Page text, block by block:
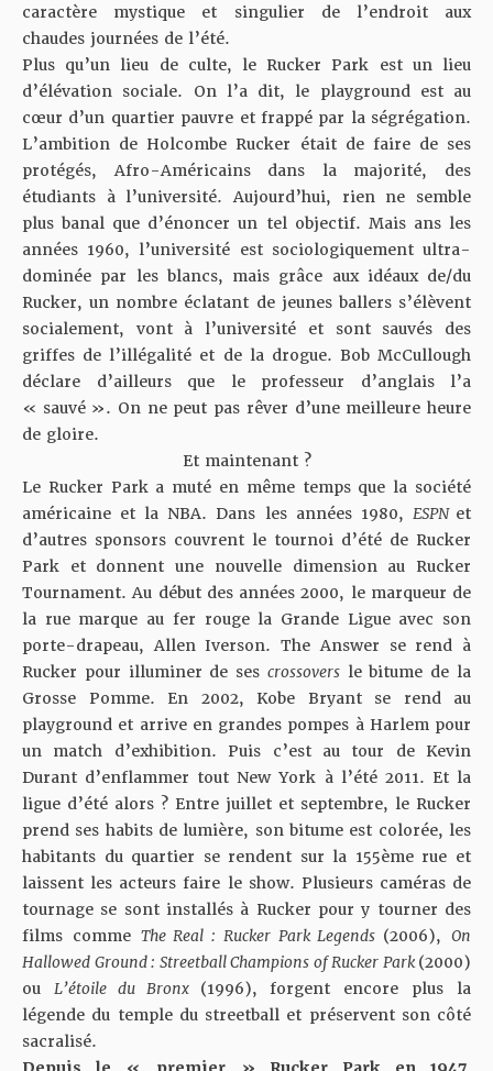
caractère mystique et singulier de l’endroit aux
chaudes journées de l’été.
Plus qu’un lieu de culte, le Rucker Park est un lieu
d’élévation sociale. On l’a dit, le playground est au
cœur d’un quartier pauvre et frappé par la ségrégation.
L’ambition de Holcombe Rucker était de faire de ses
protégés, Afro-Américains dans la majorité, des
étudiants à l’université. Aujourd’hui, rien ne semble
plus banal que d’énoncer un tel objectif. Mais ans les
années 1960, l’université est sociologiquement ultra-
dominée par les blancs, mais grâce aux idéaux de/du
Rucker, un nombre éclatant de jeunes ballers s’élèvent
socialement, vont à l’université et sont sauvés des
griffes de l’illégalité et de la drogue. Bob McCullough
déclare d’ailleurs que le professeur d’anglais l’a
« sauvé ». On ne peut pas rêver d’une meilleure heure
de gloire.
Et maintenant ?
Le Rucker Park a muté en même temps que la société
américaine et la NBA. Dans les années 1980, ESPN et
d’autres sponsors couvrent le tournoi d’été de Rucker
Park et donnent une nouvelle dimension au Rucker
Tournament. Au début des années 2000, le marqueur de
la rue marque au fer rouge la Grande Ligue avec son
porte-drapeau, Allen Iverson. The Answer se rend à
Rucker pour illuminer de ses crossoversle bitume de la
Grosse Pomme. En 2002, Kobe Bryant se rend au
playground et arrive en grandes pompes à Harlem pour
un match d’exhibition. Puis c’est au tour de Kevin
Durant d’enflammer tout New York à l’été 2011. Et la
ligue d’été alors ? Entre juillet et septembre, le Rucker
prend ses habits de lumière, son bitume est colorée, les
habitants du quartier se rendent sur la 155ème rue et
laissent les acteurs faire le show. Plusieurs caméras de
tournage se sont installés à Rucker pour y tourner des
films comme The Real : Rucker Park Legends (2006),On
Hallowed Ground : Streetball Champions of Rucker Park (2000)
ou L’étoile du Bronx (1996), forgent encore plus la
légende du temple du streetball et préservent son côté
sacralisé.